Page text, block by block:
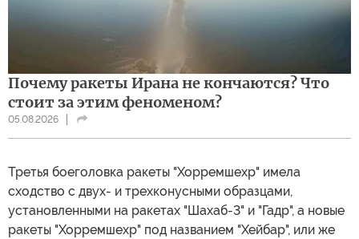
Почему ракеты Ирана не кончаются? Что
стоит за этим феноменом?
05.08.2026
Третья боеголовка ракеты "Хорремшехр" имела
сходство с двух- и трехконусными образцами,
установленными на ракетах "Шахаб-3" и "Гадр", а новые
ракеты "Хорремшехр" под названием "Хейбар", или же